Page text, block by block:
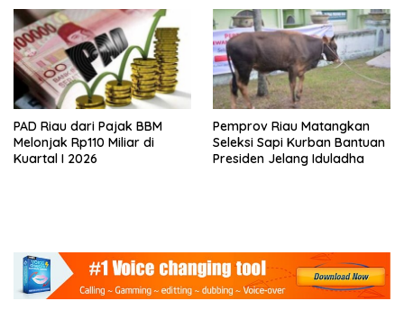
PAD Riau dari Pajak BBM
Melonjak Rp110 Miliar di
Kuartal I 2026
Pemprov Riau Matangkan
Seleksi Sapi Kurban Bantuan
Presiden Jelang Iduladha